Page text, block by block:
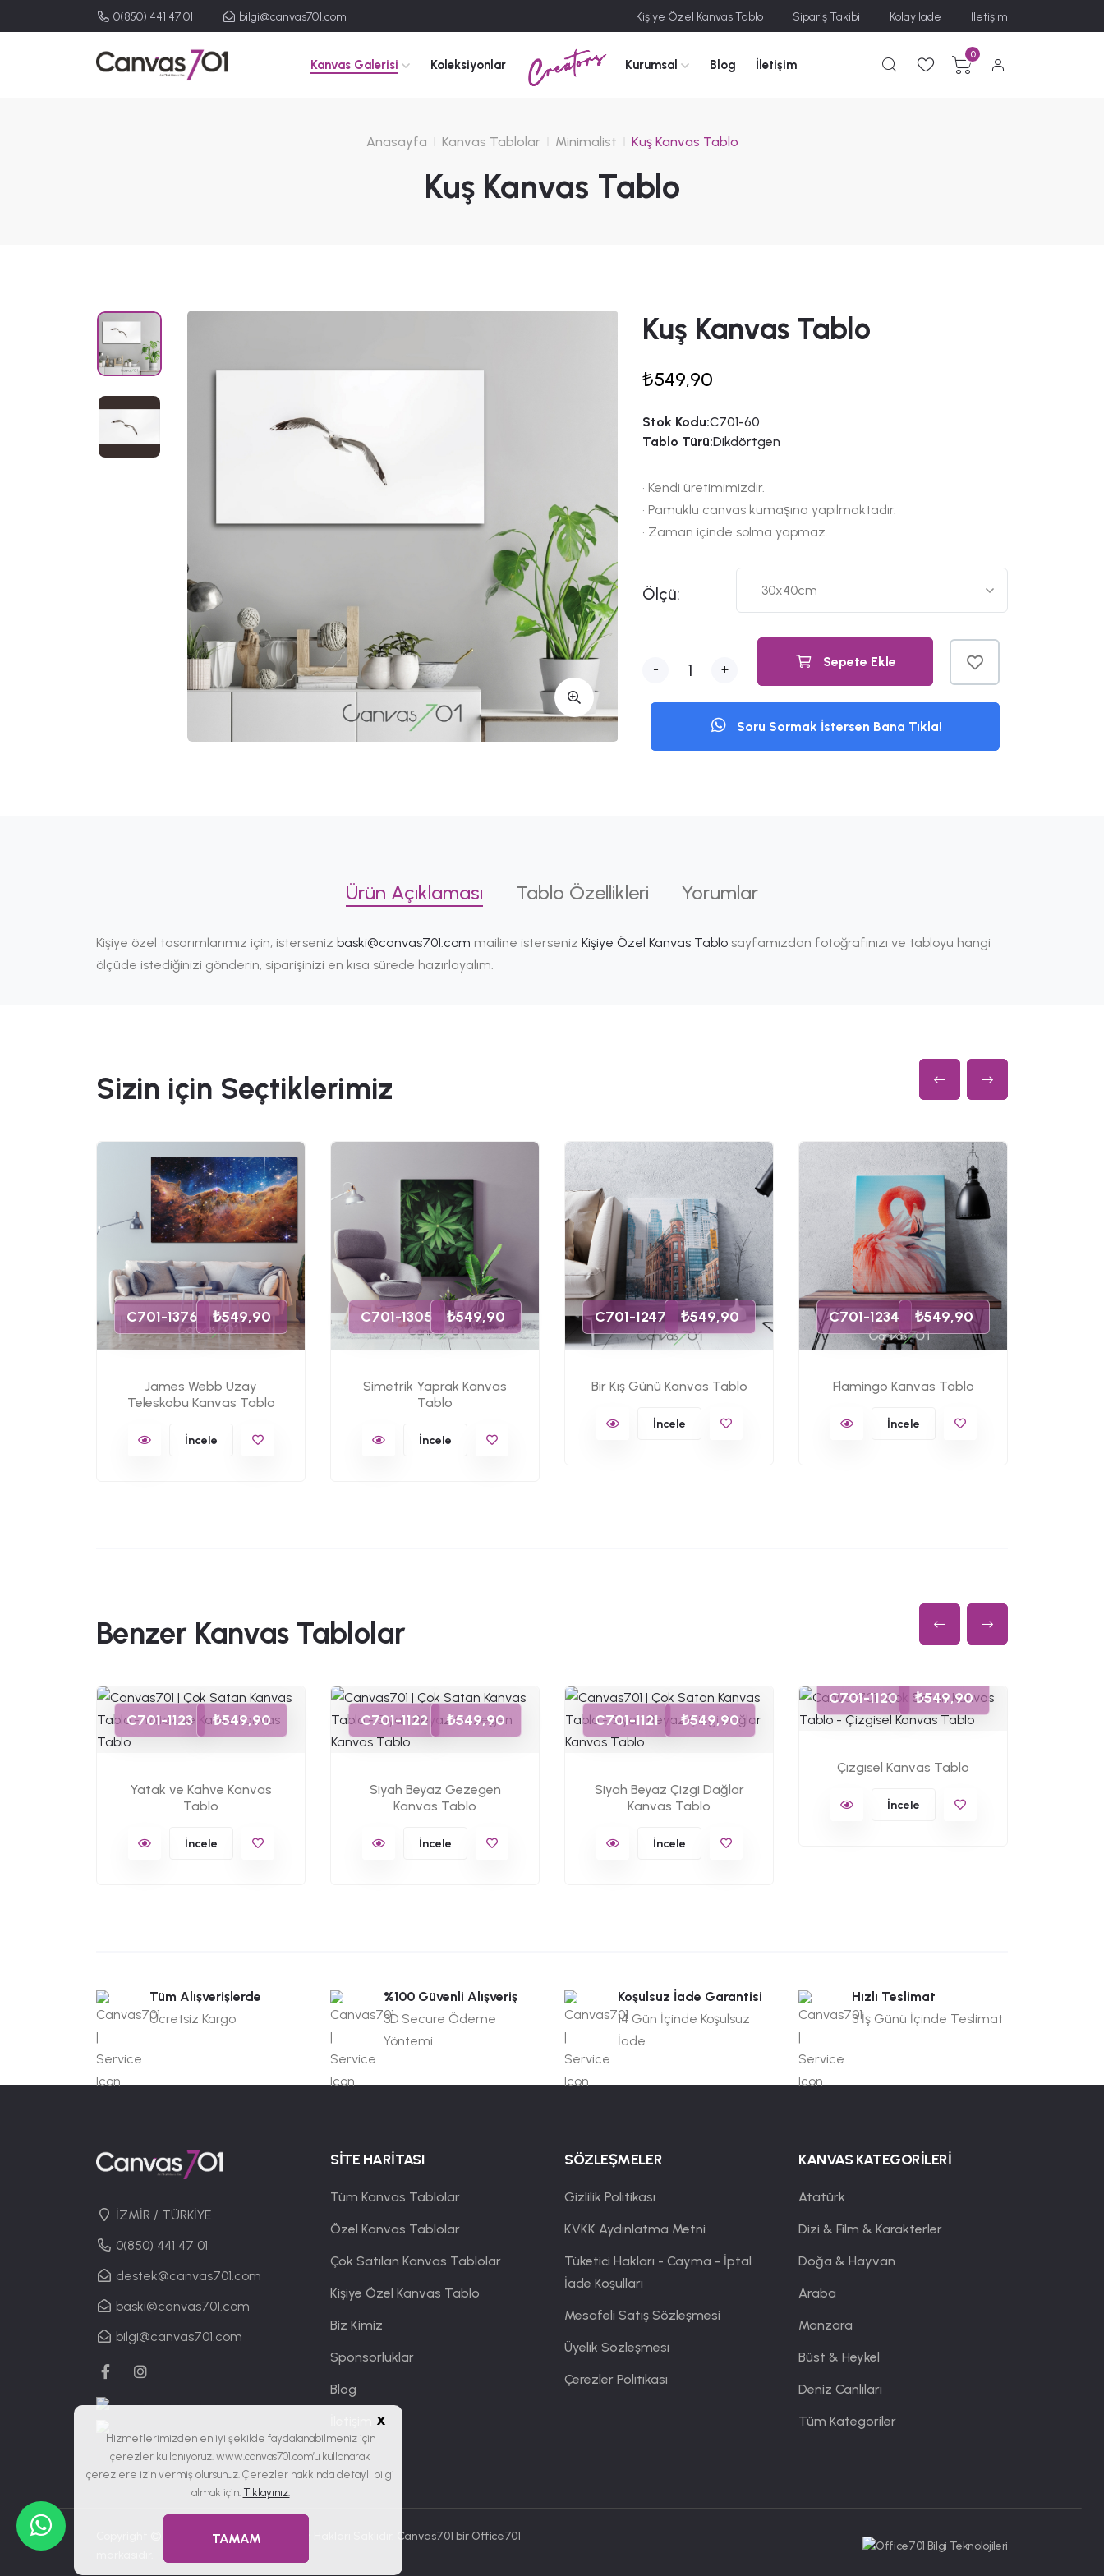
0(850) 441 47 01 bilgi@canvas701.com Kişiye Özel Kanvas Tablo Sipariş Takibi Kolay İade İletişim
Kanvas Galerisi Koleksiyonlar Creators Kurumsal Blog İletişim
0
Anasayfa Kanvas Tablolar Minimalist Kuş Kanvas Tablo
Kuş Kanvas Tablo
Kuş Kanvas Tablo
₺549,90
Stok Kodu:C701-60
Tablo Türü:Dikdörtgen
• Kendi üretimimizdir.
• Pamuklu canvas kumaşına yapılmaktadır.
• Zaman içinde solma yapmaz.
Ölçü:
- + Sepete Ekle
Soru Sormak İstersen Bana Tıkla!
Ürün Açıklaması Tablo Özellikleri Yorumlar
Kişiye özel tasarımlarımız için, isterseniz baski@canvas701.com mailine isterseniz Kişiye Özel Kanvas Tablo sayfamızdan fotoğrafınızı ve tabloyu hangi
ölçüde istediğinizi gönderin, siparişinizi en kısa sürede hazırlayalım.
Sizin için Seçtiklerimiz
C701-1376 ₺549,90
James Webb Uzay
Teleskobu Kanvas Tablo
İncele
C701-1305 ₺549,90
Simetrik Yaprak Kanvas
Tablo
İncele
C701-1247 ₺549,90
Bir Kış Günü Kanvas Tablo
İncele
C701-1234 ₺549,90
Flamingo Kanvas Tablo
İncele
Benzer Kanvas Tablolar
C701-1123 ₺549,90
Yatak ve Kahve Kanvas
Tablo
İncele
C701-1122 ₺549,90
Siyah Beyaz Gezegen
Kanvas Tablo
İncele
C701-1121 ₺549,90
Siyah Beyaz Çizgi Dağlar
Kanvas Tablo
İncele
C701-1120 ₺549,90
Çizgisel Kanvas Tablo
İncele
Tüm Alışverişlerde
Ücretsiz Kargo
%100 Güvenli Alışveriş
3D Secure Ödeme
Yöntemi
Koşulsuz İade Garantisi
14 Gün İçinde Koşulsuz
İade
Hızlı Teslimat
3 İş Günü İçinde Teslimat
İZMİR / TÜRKİYE
0(850) 441 47 01
destek@canvas701.com
baski@canvas701.com
bilgi@canvas701.com
SİTE HARİTASI
Tüm Kanvas Tablolar
Özel Kanvas Tablolar
Çok Satılan Kanvas Tablolar
Kişiye Özel Kanvas Tablo
Biz Kimiz
Sponsorluklar
Blog
SÖZLEŞMELER
Gizlilik Politikası
KVKK Aydınlatma Metni
Tüketici Hakları - Cayma - İptal
İade Koşulları
Mesafeli Satış Sözleşmesi
Üyelik Sözleşmesi
Çerezler Politikası
KANVAS KATEGORİLERİ
Atatürk
Dizi & Film & Karakterler
Doğa & Hayvan
Araba
Manzara
Büst & Heykel
Deniz Canlıları
Tüm Kategoriler
Copyright © 2019 - 2026Canvas701 | Tüm Hakları Saklıdır. Canvas701 bir Office701
x
Hizmetlerimizden en iyi şekilde faydalanabilmeniz için
çerezler kullanıyoruz. www.canvas701.com’u kullanarak
çerezlere izin vermiş olursunuz. Çerezler hakkında detaylı bilgi
almak için: Tıklayınız.
TAMAM